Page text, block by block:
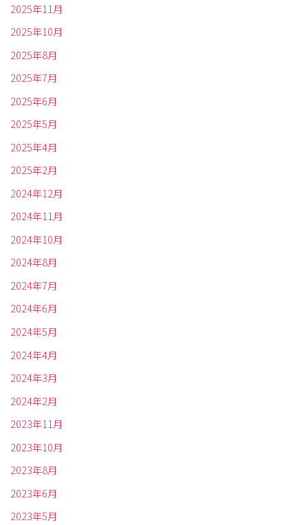
2025年11月
2025年10月
2025年8月
2025年7月
2025年6月
2025年5月
2025年4月
2025年2月
2024年12月
2024年11月
2024年10月
2024年8月
2024年7月
2024年6月
2024年5月
2024年4月
2024年3月
2024年2月
2023年11月
2023年10月
2023年8月
2023年6月
2023年5月